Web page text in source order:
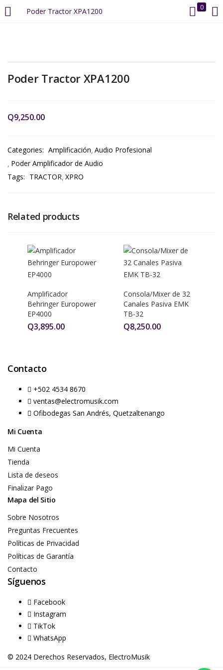
Poder Tractor XPA1200 0
LOGIN
Enter your username and password to login.
Login
Poder Tractor XPA1200
Q9,250.00
Categories: Amplificación Audio Profesional
Poder Amplificador de Audio
Tags: TRACTOR XPRO
Related products
Amplificador
Behringer Europower
EP4000
Q3,895.00
Consola/Mixer de 32
Canales Pasiva EMK
TB-32
Q8,250.00
Contacto
+502 4534 8670
ventas@electromusik.com
Ofibodegas San Andrés, Quetzaltenango
Mi Cuenta
Mi Cuenta
Tienda
Lista de deseos
Finalizar Pago
Mapa del Sitio
Sobre Nosotros
Preguntas Frecuentes
Políticas de Privacidad
Políticas de Garantía
Contacto
Síguenos
Facebook
Instagram
TikTok
WhatsApp
© 2024 Derechos Reservados, ElectroMusik